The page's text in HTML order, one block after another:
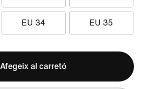
EU 34 EU 35
Afegeix al carretó